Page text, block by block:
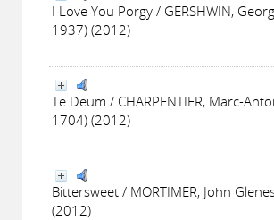
I Love You Porgy / GERSHWIN,
1937) (2012)
Te Deum / CHARPENTIER, Marc-
1704) (2012)
Bittersweet / MORTIMER, John
(2012)